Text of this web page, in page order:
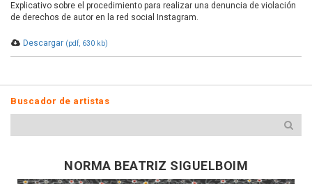
Explicativo sobre el procedimiento para realizar una denuncia de violación
de derechos de autor en la red social Instagram.
Descargar (pdf, 630 kb)
Buscador de artistas
NORMA BEATRIZ SIGUELBOIM